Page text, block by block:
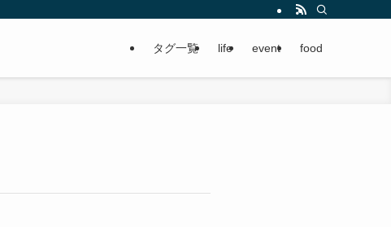
タグ一覧 life event food